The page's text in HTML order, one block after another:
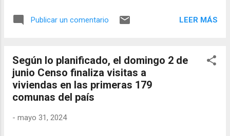
índice. Por su parte, el Índice de ...
Servicios (IVS) ―índices coyunturales a
aumentos interanuales, según informó esta
mañana el Instituto Nacional de Estadísticas
(INE). El Índice de Ventas de Actividades
Artísticas, de Entretenimiento y recreativas
registrando una variación acumulada a abril
Publicar un comentario LEER MÁS
Según lo planificado, el domingo 2 de
junio Censo finaliza visitas a
viviendas en las primeras 179
comunas del país
- mayo 31, 2024